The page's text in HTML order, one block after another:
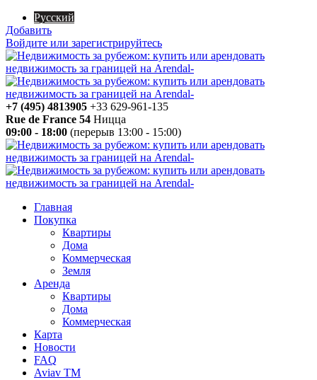
Русский
Добавить
Войдите или зарегистрируйтесь
+7 (495) 4813905 +33 629-961-135
Rue de France 54 Ницца
09:00 - 18:00 (перерыв 13:00 - 15:00)
Главная
Покупка
Квартиры
Дома
Коммерческая
Земля
Аренда
Квартиры
Дома
Коммерческая
Карта
Новости
FAQ
Aviav TM